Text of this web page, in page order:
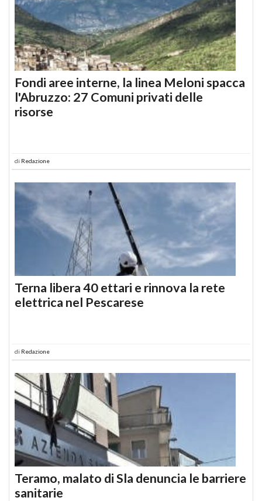
Fondi aree interne, la linea Meloni spacca
l'Abruzzo: 27 Comuni privati delle
risorse
di Redazione
Terna libera 40 ettari e rinnova la rete
elettrica nel Pescarese
di Redazione
Teramo, malato di Sla denuncia le barriere
sanitarie